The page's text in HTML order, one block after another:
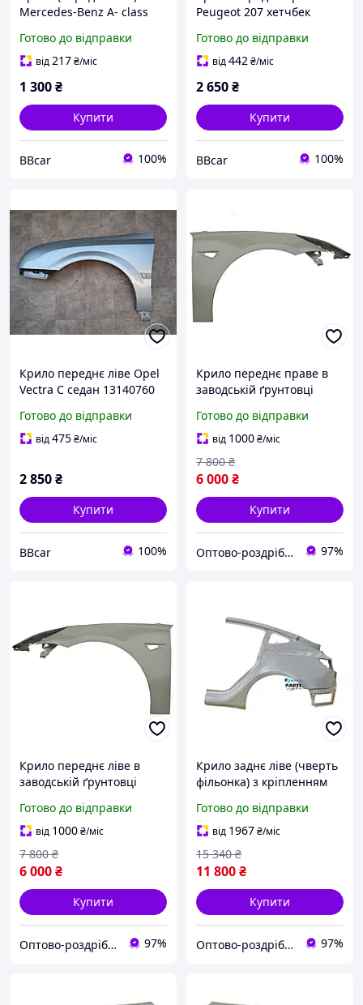
Mercedes-Benz A- class
Готово до відправки
від217₴/міс
1 300₴
Купити
BBcar 100%
Peugeot 207 хетчбек
Готово до відправки
від442₴/міс
2 650₴
Купити
BBcar 100%
Крило переднє ліве Opel
Vectra C седан 13140760
Готово до відправки
від475₴/міс
2 850₴
Купити
BBcar 100%
Крило переднє праве в
заводській ґрунтовці
D) (Висока якість)
Готово до відправки
від 1000₴/міс
6 000₴
7 800 ₴
Купити
Оптово-роздрібний інтернет-магазин "NicePrice" 97%
Крило переднє ліве в
заводській ґрунтовці
D) (Висока якість)
Готово до відправки
від 1000₴/міс
6 000₴
7 800 ₴
Купити
Оптово-роздрібний інтернет-магазин "NicePrice" 97%
Крило заднє ліве (чверть
фільонка) з кріпленням
3 (1073677-S0-A)
Готово до відправки
від 1967₴/міс
11 800₴
15 340 ₴
Купити
Оптово-роздрібний інтернет-магазин "NicePrice" 97%